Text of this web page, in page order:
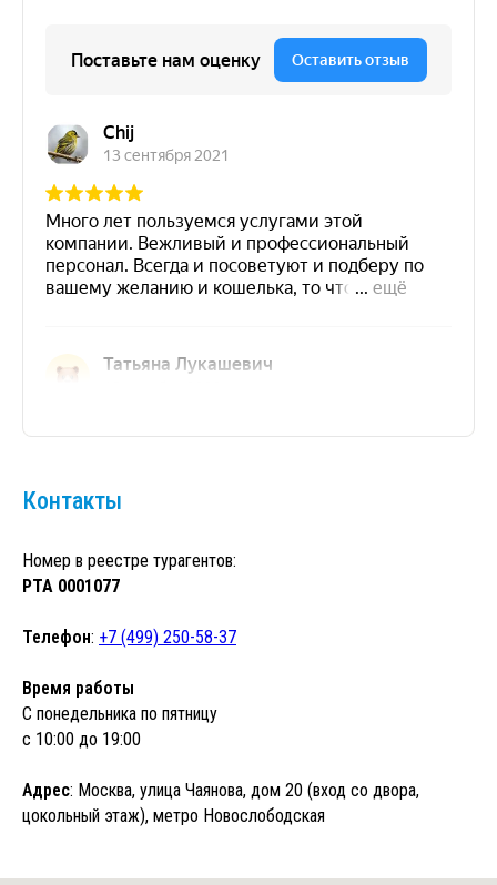
Контакты
Номер в реестре турагентов:
РТА 0001077
Телефон: +7 (499) 250-58-37
Время работы
С понедельника по пятницу
с 10:00 до 19:00
Адрес: Москва, улица Чаянова, дом 20 (вход со двора,
цокольный этаж), метро Новослободская